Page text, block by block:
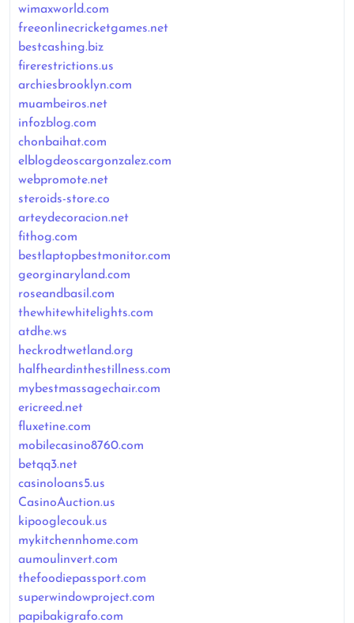
wimaxworld.com
freeonlinecricketgames.net
bestcashing.biz
firerestrictions.us
archiesbrooklyn.com
muambeiros.net
infozblog.com
chonbaihat.com
elblogdeoscargonzalez.com
webpromote.net
steroids-store.co
arteydecoracion.net
fithog.com
bestlaptopbestmonitor.com
georginaryland.com
roseandbasil.com
thewhitewhitelights.com
atdhe.ws
heckrodtwetland.org
halfheardinthestillness.com
mybestmassagechair.com
ericreed.net
fluxetine.com
mobilecasino8760.com
betqq3.net
casinoloans5.us
CasinoAuction.us
kipooglecouk.us
mykitchennhome.com
aumoulinvert.com
thefoodiepassport.com
superwindowproject.com
papibakigrafo.com